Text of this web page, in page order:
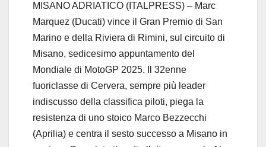
MISANO ADRIATICO (ITALPRESS) – Marc
Marquez (Ducati) vince il Gran Premio di San
Marino e della Riviera di Rimini, sul circuito di
Misano, sedicesimo appuntamento del
Mondiale di MotoGP 2025. Il 32enne
fuoriclasse di Cervera, sempre più leader
indiscusso della classifica piloti, piega la
resistenza di uno stoico Marco Bezzecchi
(Aprilia) e centra il sesto successo a Misano in